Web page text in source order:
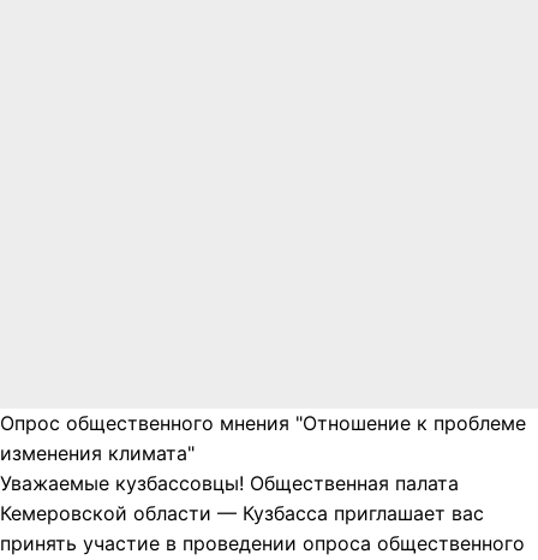
Опрос общественного мнения "Отношение к проблеме
изменения климата"
Уважаемые кузбассовцы! Общественная палата
Кемеровской области — Кузбасса приглашает вас
принять участие в проведении опроса общественного